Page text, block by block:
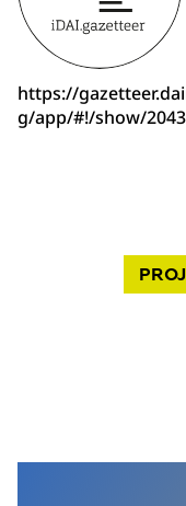
https://
g/app/#!/show/